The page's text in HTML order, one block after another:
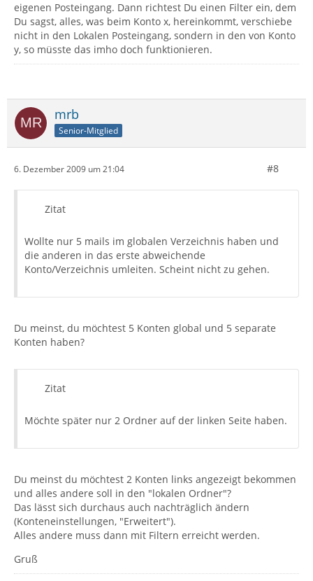
eigenen Posteingang. Dann richtest Du einen Filter ein, dem
Du sagst, alles, was beim Konto x, hereinkommt, verschiebe
nicht in den Lokalen Posteingang, sondern in den von Konto
y, so müsste das imho doch funktionieren.
mrb
Senior-Mitglied
6. Dezember 2009 um 21:04 #8
Zitat
Wollte nur 5 mails im globalen Verzeichnis haben und
die anderen in das erste abweichende
Konto/Verzeichnis umleiten. Scheint nicht zu gehen.
Du meinst, du möchtest 5 Konten global und 5 separate
Konten haben?
Zitat
Möchte später nur 2 Ordner auf der linken Seite haben.
Du meinst du möchtest 2 Konten links angezeigt bekommen
und alles andere soll in den "lokalen Ordner"?
Das lässt sich durchaus auch nachträglich ändern
(Konteneinstellungen, "Erweitert").
Alles andere muss dann mit Filtern erreicht werden.
Gruß